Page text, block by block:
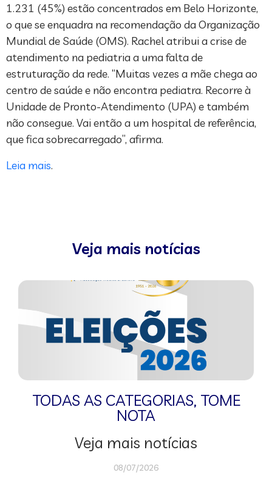
1.231 (45%) estão concentrados em Belo Horizonte,
o que se enquadra na recomendação da Organização
Mundial de Saúde (OMS). Rachel atribui a crise de
atendimento na pediatria a uma falta de
estruturação da rede. “Muitas vezes a mãe chega ao
centro de saúde e não encontra pediatra. Recorre à
Unidade de Pronto-Atendimento (UPA) e também
não consegue. Vai então a um hospital de referência,
que fica sobrecarregado”, afirma.
Leia mais.
Veja mais notícias
TODAS AS CATEGORIAS, TOME
NOTA
Veja mais notícias
08/07/2026